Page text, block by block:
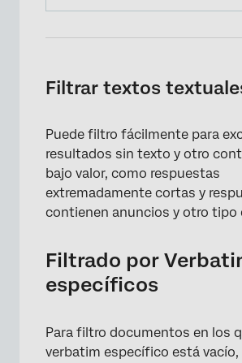
Filtrar textos
Puede filtro fácilmente para
resultados sin texto y otro
bajo valor, como respuestas
extremadamente cortas y
contienen anuncios y otro tipo
Filtrado por
específicos
Para filtro documentos en los
verbatim específico está vacío,